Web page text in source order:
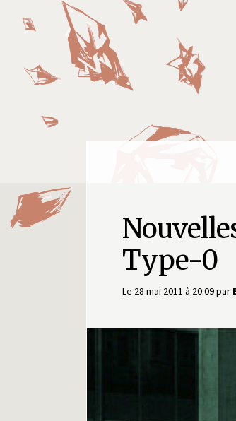
Final
Fantasy
Ring
Type-0
Le 28 mai 2011 à 20:09par